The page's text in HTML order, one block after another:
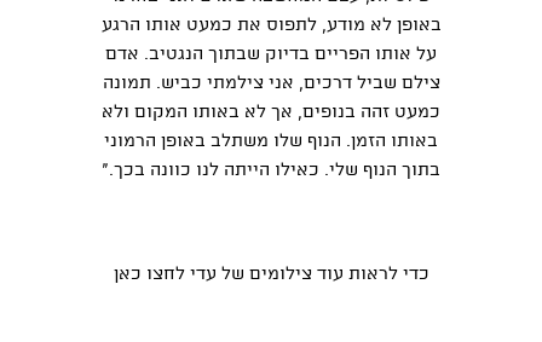
באופן לא מודע, לתפוס את כמעט אותו הרגע
על אותו הפריים בדיוק שבתוך הנגטיב. אדם
צילם שביל דרכים, אני צילמתי כביש. תמונה
כמעט זהה בנופים, אך לא באותו המקום ולא
באותו הזמן. הנוף שלו משתלב באופן הרמוני
בתוך הנוף שלי. כאילו הייתה לנו כוונה בכך."
כדי לראות עוד צילומים של עדילחצו כאן